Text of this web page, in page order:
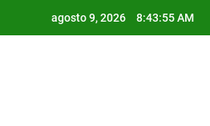
agosto 9, 2026 8:43:56 AM